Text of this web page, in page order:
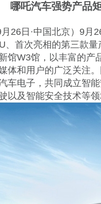
哪吒汽车强势产品
月26日·中国北京）9
、首次亮相的第三款
馆W3馆，以丰富的
体和用户的广泛关注
车电子，共同成立智
以及智能安全技术等